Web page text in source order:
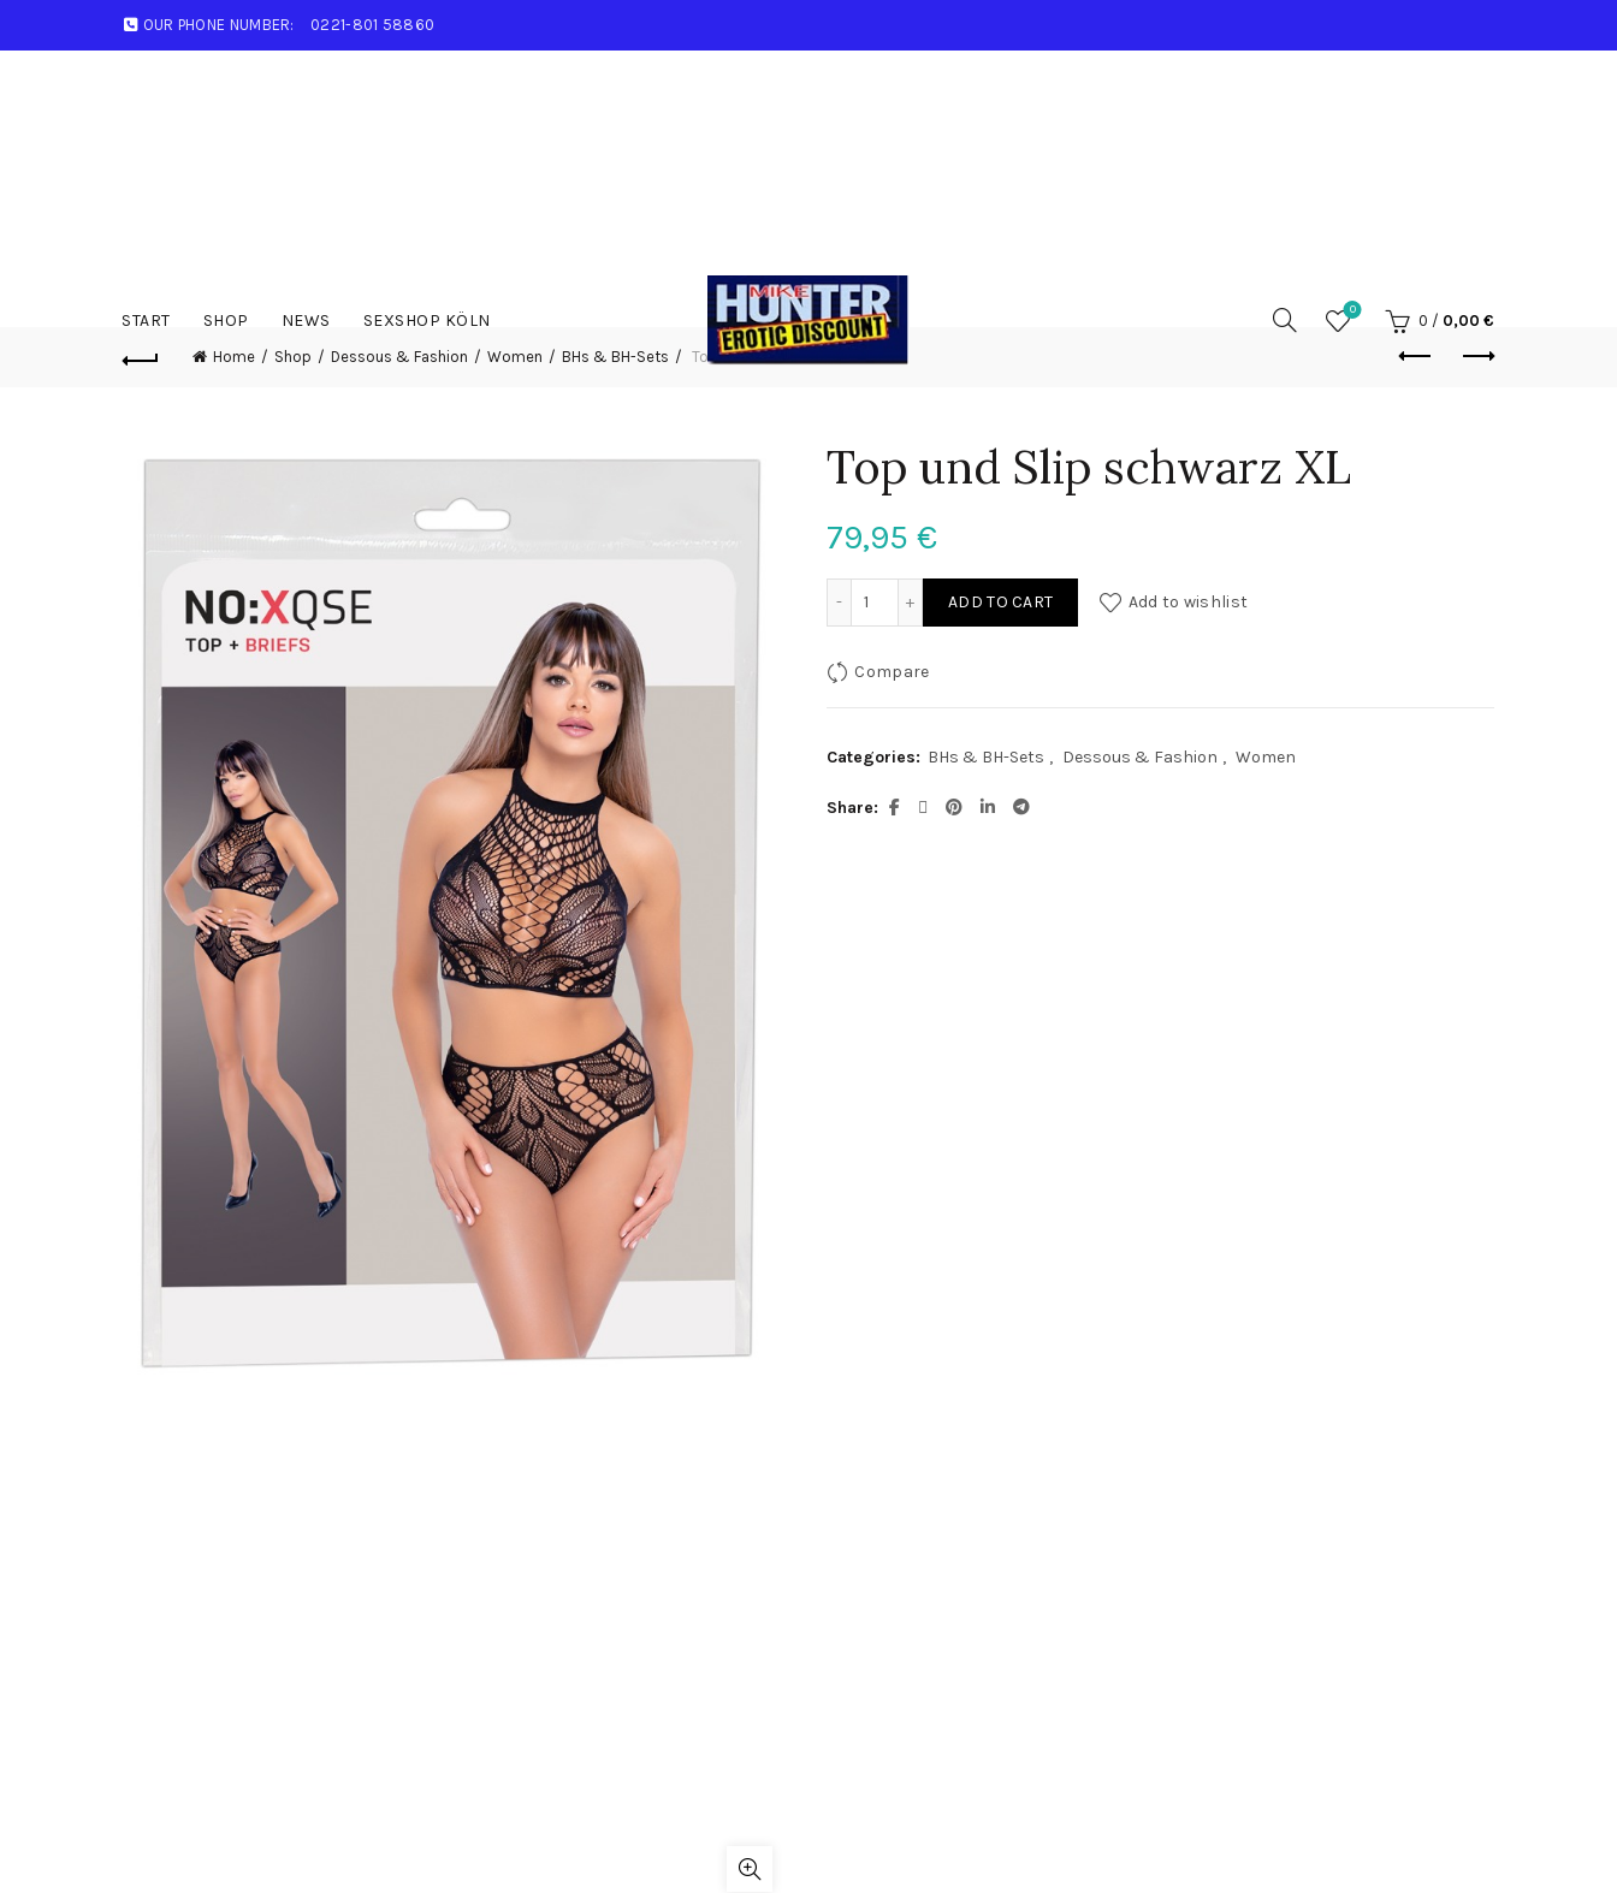
OUR PHONE NUMBER: 0221-801 58860
START SHOP NEWS SEXSHOP KÖLN
0
0 / 0,00 €
Home Shop Dessous & Fashion Women BHs & BH-Sets Top und Slip schwarz XL
Top und Slip schwarz XL
79,95 €
Top und Slip schwarz XL quantity
ADD TO CART Add to wishlist
Compare
Categories: BHs & BH-Sets , Dessous & Fashion , Women
Share